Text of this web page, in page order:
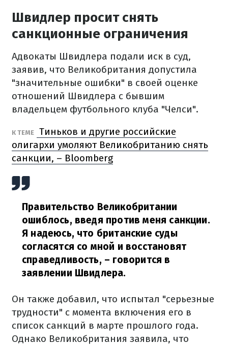
Швидлер просит снять
санкционные ограничения
Адвокаты Швидлера подали иск в суд,
заявив, что Великобритания допустила
"значительные ошибки" в своей оценке
отношений Швидлера с бывшим
владельцем футбольного клуба "Челси".
К ТЕМЕ
Тиньков и другие российские
олигархи умоляют Великобританию снять
санкции, – Bloomberg
Правительство Великобритании
ошиблось, введя против меня санкции.
Я надеюсь, что британские суды
согласятся со мной и восстановят
справедливость, – говорится в
заявлении Швидлера.
Он также добавил, что испытал "серьезные
трудности" с момента включения его в
список санкций в марте прошлого года.
Однако Великобритания заявила, что